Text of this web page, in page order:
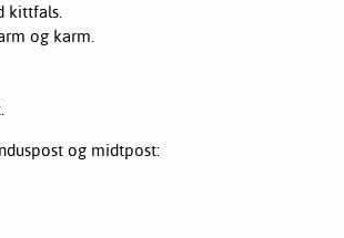
kittfals.
og karm.
og midtpost: